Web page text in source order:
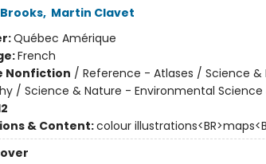
, Martin Clavet
Québec Amérique
French
Nonfiction / Reference - Atlases / Science
/ Science & Nature - Environmental Science
& Content:colour